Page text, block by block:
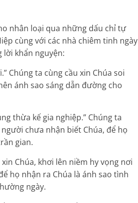
nhân loại qua những dấu chỉ tự
cùng với các nhà chiêm tinh ngày
khẩn nguyện:
Chúng ta cùng cầu xin Chúa soi
ánh sao sáng dẫn đường cho
thừa kế gia nghiệp.” Chúng ta
chưa nhận biết Chúa, để họ
gian.
Chúa, khơi lên niềm hy vọng nơi
họ nhận ra Chúa là ánh sao tình
ngày.